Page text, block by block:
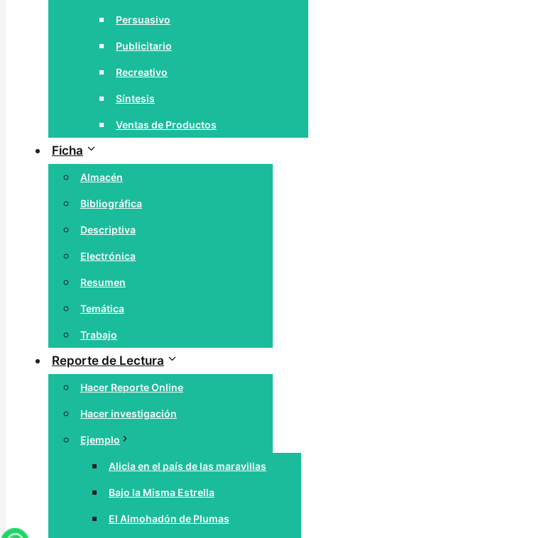
Persuasivo
Publicitario
Recreativo
Síntesis
Ventas de Productos
Ficha
Almacén
Bibliográfica
Descriptiva
Electrónica
Resumen
Temática
Trabajo
Reporte de Lectura
Hacer Reporte Online
Hacer investigación
Ejemplo
Alicia en el país de las maravillas
Bajo la Misma Estrella
El Almohadón de Plumas